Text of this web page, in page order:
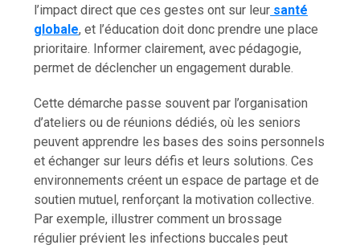
l’impact direct que ces gestes ont sur leur santé
globale, et l’éducation doit donc prendre une place
prioritaire. Informer clairement, avec pédagogie,
permet de déclencher un engagement durable.
Cette démarche passe souvent par l’organisation
d’ateliers ou de réunions dédiés, où les seniors
peuvent apprendre les bases des soins personnels
et échanger sur leurs défis et leurs solutions. Ces
environnements créent un espace de partage et de
soutien mutuel, renforçant la motivation collective.
Par exemple, illustrer comment un brossage
régulier prévient les infections buccales peut